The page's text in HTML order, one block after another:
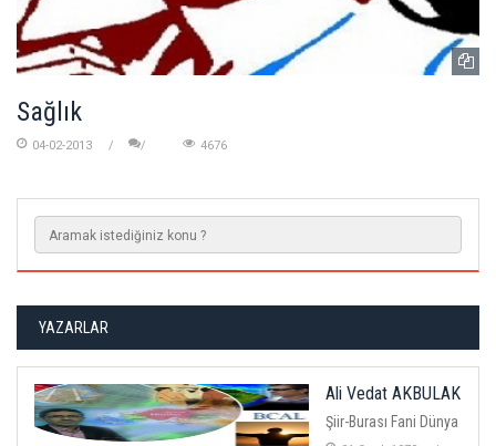
Sağlık
04-02-2013 4676
YAZARLAR
Ali Vedat AKBULAK
Şiir-Burası Fani Dünya